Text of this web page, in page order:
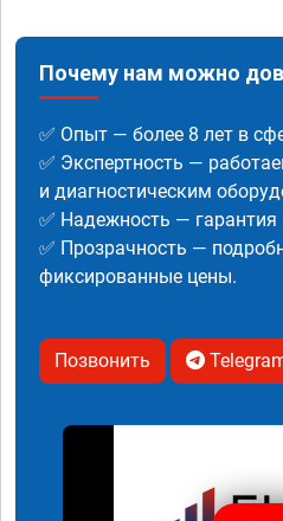
Почему нам можно
✅ Опыт — более 8 лет в
✅ Экспертность —
и диагностическим
✅ Надежность — гарантия
✅ Прозрачность —
фиксированные цены.
Позвонить